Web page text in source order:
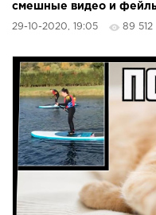
смешные видео и
29-10-2020, 19:05 89 512